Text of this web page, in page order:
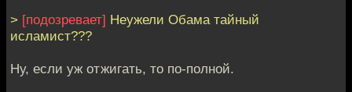
> [подозревает] Неужели Обама тайный
исламист???
Ну, если уж отжигать, то по-полной.